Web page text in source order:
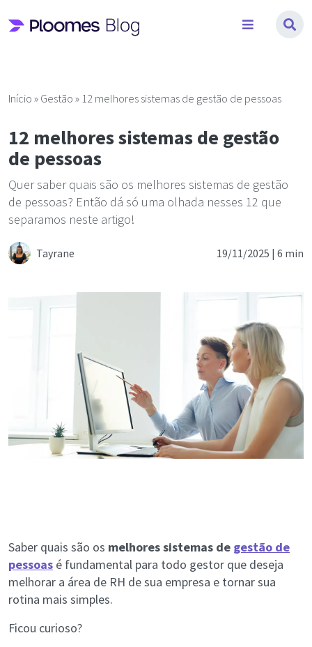
para
Início » Gestão » 12 melhores sistemas de gestão de pessoas
12 melhores sistemas de gestão
de pessoas
Quer saber quais são os melhores sistemas de gestão
de pessoas? Então dá só uma olhada nesses 12 que
separamos neste artigo!
Tayrane 19/11/2025 | 6 min
Saber quais são os melhores sistemas de gestão de
pessoas é fundamental para todo gestor que deseja
melhorar a área de RH de sua empresa e tornar sua
rotina mais simples.
Ficou curioso?